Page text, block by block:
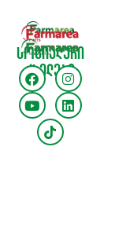
სოციალური
ქსელები